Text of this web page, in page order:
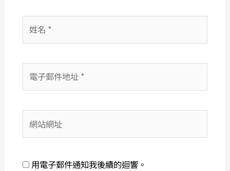
名
件
地
址
站
用電子郵件通知我後續的迴響。